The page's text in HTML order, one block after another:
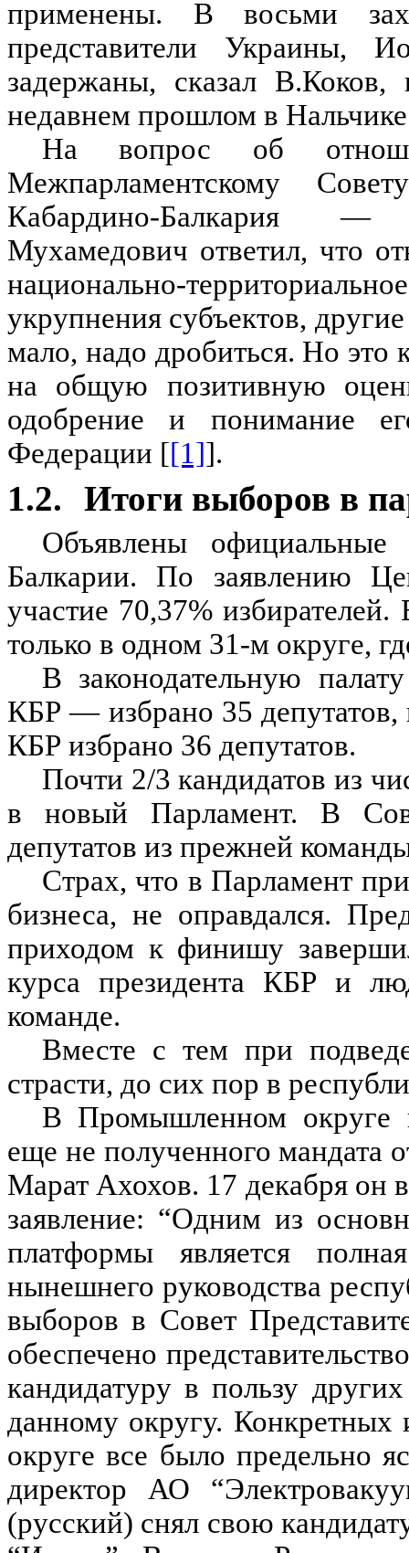
применены. В восьми
представители
задержаны, сказал
недавнем прошлом в
На вопрос об
Межпарламентскому
Кабардино-Балкария —
Мухамедович ответил, что
национально-
укрупнения субъектов,
мало, надо дробиться. Но
на общую позитивную
одобрение и понимание
Федерации [[1]].
1.2. Итоги выборов в
Объявлены
Балкарии. По заявлению
участие 70,37%
только в одном 31-м округе,
В законодательную
КБР — избрано 35 депутатов,
КБР избрано 36 депутатов.
Почти 2/3 кандидатов из
в новый Парламент. В
депутатов из прежней
Страх, что в Парламент
бизнеса, не оправдался.
приходом к финишу
курса президента КБР и
команде.
Вместе с тем при
страсти, до сих пор в
В Промышленном округе
еще не полученного мандата
Марат Ахохов. 17 декабря
заявление: “Одним из
платформы является
нынешнего руководства
выборов в Совет
обеспечено
кандидатуру в пользу
данному округу.
округе все было предельно
директор АО
(русский) снял свою